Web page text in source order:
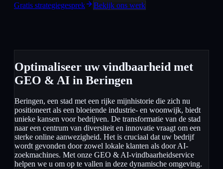
Gratis strategiegesprek Bekijk ons werk
Optimaliseer uw vindbaarheid met
GEO & AI in Beringen
Beringen, een stad met een rijke mijnhistorie die zich nu
positioneert als een bloeiende industrie- en woonwijk, biedt
unieke kansen voor bedrijven. De transformatie van de stad
naar een centrum van diversiteit en innovatie vraagt om een
sterke online aanwezigheid. Het is cruciaal dat uw bedrijf
wordt gevonden door zowel lokale klanten als door AI-
zoekmachines. Met onze GEO & AI-vindbaarheidservice
helpen we u om op te vallen in deze dynamische omgeving.